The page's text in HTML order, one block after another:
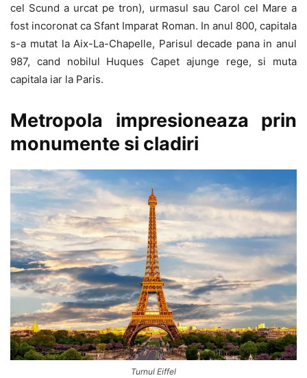
cel Scund a urcat pe tron), urmasul sau Carol cel Mare a
fost incoronat ca Sfant Imparat Roman. In anul 800, capitala
s-a mutat la Aix-La-Chapelle, Parisul decade pana in anul
987, cand nobilul Huques Capet ajunge rege, si muta
capitala iar la Paris.
Metropola impresioneaza prin
monumente si cladiri
Turnul Eiffel